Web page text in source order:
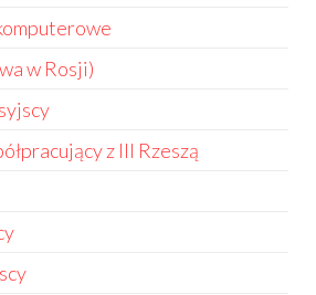
w Rosji)
z III Rzeszą